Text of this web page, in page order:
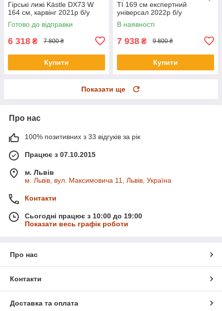
Гірські лижі Kästle DX73 W
164 см, карвінг 2021р б/у
Готово до відправки
6 318 ₴ 7 800 ₴
Купити
TI 169 см експертний
універсал 2022р б/у
В наявності
7 938 ₴ 9 800 ₴
Купити
Показати ще
Про нас
100% позитивних з 33 відгуків за рік
Працює з 07.10.2015
м. Львів
м. Львів, вул. Максимовича 11, Львів, Україна
Контакти
Сьогодні працює з 10:00 до 19:00
Показати весь графік роботи
Про нас
Контакти
Доставка та оплата